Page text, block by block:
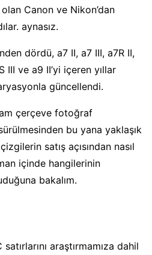
Canon ve Nikon’dan
aynasız.
dördü, a7 II, a7 III, a7R II,
III ve a9 II’yi içeren yıllar
güncellendi.
çerçeve fotoğraf
bu yana yaklaşık
satış açısından nasıl
içinde hangilerinin
bakalım.
araştırmamıza dahil